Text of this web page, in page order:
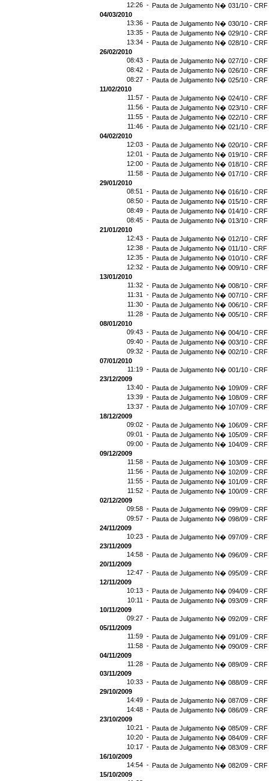
12:26 - Pauta de Julgamento N� 031/10 - CRF
04/03/2010
13:36 - Pauta de Julgamento N� 030/10 - CRF
13:35 - Pauta de Julgamento N� 029/10 - CRF
13:34 - Pauta de Julgamento N� 028/10 - CRF
26/02/2010
08:43 - Pauta de Julgamento N� 027/10 - CRF
08:42 - Pauta de Julgamento N� 026/10 - CRF
08:27 - Pauta de Julgamento N� 025/10 - CRF
11/02/2010
11:57 - Pauta de Julgamento N� 024/10 - CRF
11:56 - Pauta de Julgamento N� 023/10 - CRF
11:55 - Pauta de Julgamento N� 022/10 - CRF
11:46 - Pauta de Julgamento N� 021/10 - CRF
04/02/2010
12:03 - Pauta de Julgamento N� 020/10 - CRF
12:01 - Pauta de Julgamento N� 019/10 - CRF
12:00 - Pauta de Julgamento N� 018/10 - CRF
11:58 - Pauta de Julgamento N� 017/10 - CRF
29/01/2010
08:51 - Pauta de Julgamento N� 016/10 - CRF
08:50 - Pauta de Julgamento N� 015/10 - CRF
08:49 - Pauta de Julgamento N� 014/10 - CRF
08:45 - Pauta de Julgamento N� 013/10 - CRF
21/01/2010
12:43 - Pauta de Julgamento N� 012/10 - CRF
12:38 - Pauta de Julgamento N� 011/10 - CRF
12:35 - Pauta de Julgamento N� 010/10 - CRF
12:32 - Pauta de Julgamento N� 009/10 - CRF
13/01/2010
11:32 - Pauta de Julgamento N� 008/10 - CRF
11:31 - Pauta de Julgamento N� 007/10 - CRF
11:30 - Pauta de Julgamento N� 006/10 - CRF
11:28 - Pauta de Julgamento N� 005/10 - CRF
08/01/2010
09:43 - Pauta de Julgamento N� 004/10 - CRF
09:40 - Pauta de Julgamento N� 003/10 - CRF
09:32 - Pauta de Julgamento N� 002/10 - CRF
07/01/2010
11:19 - Pauta de Julgamento N� 001/10 - CRF
23/12/2009
13:40 - Pauta de Julgamento N� 109/09 - CRF
13:39 - Pauta de Julgamento N� 108/09 - CRF
13:37 - Pauta de Julgamento N� 107/09 - CRF
18/12/2009
09:02 - Pauta de Julgamento N� 106/09 - CRF
09:01 - Pauta de Julgamento N� 105/09 - CRF
09:00 - Pauta de Julgamento N� 104/09 - CRF
09/12/2009
11:58 - Pauta de Julgamento N� 103/09 - CRF
11:56 - Pauta de Julgamento N� 102/09 - CRF
11:55 - Pauta de Julgamento N� 101/09 - CRF
11:52 - Pauta de Julgamento N� 100/09 - CRF
02/12/2009
09:58 - Pauta de Julgamento N� 099/09 - CRF
09:57 - Pauta de Julgamento N� 098/09 - CRF
24/11/2009
10:23 - Pauta de Julgamento N� 097/09 - CRF
23/11/2009
14:58 - Pauta de Julgamento N� 096/09 - CRF
20/11/2009
12:47 - Pauta de Julgamento N� 095/09 - CRF
12/11/2009
10:13 - Pauta de Julgamento N� 094/09 - CRF
10:11 - Pauta de Julgamento N� 093/09 - CRF
10/11/2009
09:27 - Pauta de Julgamento N� 092/09 - CRF
05/11/2009
11:59 - Pauta de Julgamento N� 091/09 - CRF
11:58 - Pauta de Julgamento N� 090/09 - CRF
04/11/2009
11:28 - Pauta de Julgamento N� 089/09 - CRF
03/11/2009
10:33 - Pauta de Julgamento N� 088/09 - CRF
29/10/2009
14:49 - Pauta de Julgamento N� 087/09 - CRF
14:48 - Pauta de Julgamento N� 086/09 - CRF
23/10/2009
10:21 - Pauta de Julgamento N� 085/09 - CRF
10:20 - Pauta de Julgamento N� 084/09 - CRF
10:17 - Pauta de Julgamento N� 083/09 - CRF
16/10/2009
14:54 - Pauta de Julgamento N� 082/09 - CRF
15/10/2009